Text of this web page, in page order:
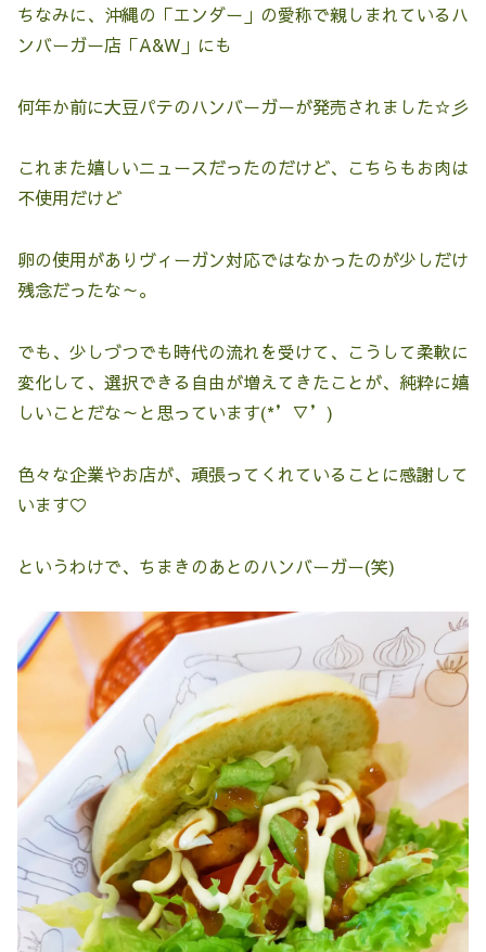
ちなみに、沖縄の「エンダー」の愛称で親しまれているハ
ンバーガー店「A&W」にも
何年か前に大豆パテのハンバーガーが発売されました☆彡
これまた嬉しいニュースだったのだけど、こちらもお肉は
不使用だけど
卵の使用がありヴィーガン対応ではなかったのが少しだけ
残念だったな～。
でも、少しづつでも時代の流れを受けて、こうして柔軟に
変化して、選択できる自由が増えてきたことが、純粋に嬉
しいことだな～と思っています(*’▽’)
色々な企業やお店が、頑張ってくれていることに感謝して
います♡
というわけで、ちまきのあとのハンバーガー(笑)